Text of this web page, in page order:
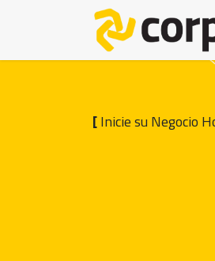
[Inicie su Negocio